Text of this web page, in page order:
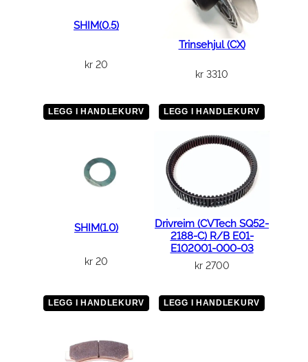
SHIM(0.5)
kr 20
LEGG I HANDLEKURV
Trinsehjul (CX)
kr 3310
LEGG I HANDLEKURV
SHIM(1.0)
kr 20
LEGG I HANDLEKURV
Drivreim (CVTech SQ52-
2188-C) R/B E01-
E102001-000-03
kr2700
LEGG I HANDLEKURV